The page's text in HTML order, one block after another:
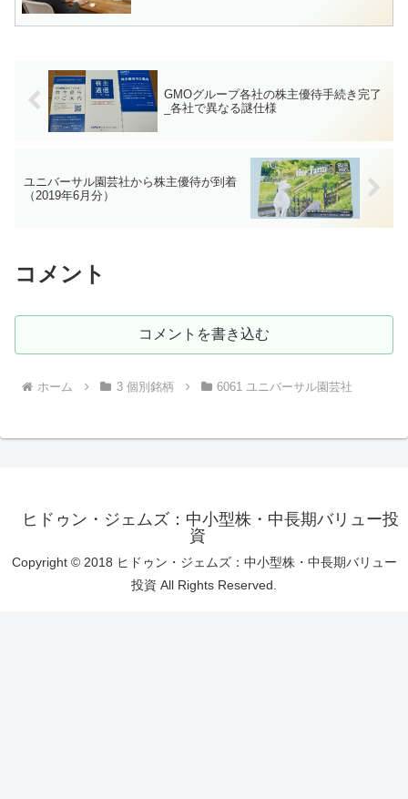
GMOグループ各社の株主優待手続き完了
_各社で異なる謎仕様
ユニバーサル園芸社から株主優待が到着
（2019年6月分）
コメント
コメントを書き込む
ホーム 3 個別銘柄 6061 ユニバーサル園芸社
ヒドゥン・ジェムズ：中小型株・中長期バリュー投
資
Copyright © 2018 ヒドゥン・ジェムズ：中小型株・中長期バリュー
投資 All Rights Reserved.